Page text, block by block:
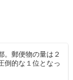
。郵便物の量は２
倒的な１位となっ